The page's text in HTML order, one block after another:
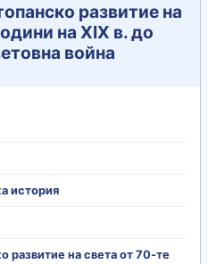
развитие на
на ХІХ в. до
война
история
развитие на света от 70-те